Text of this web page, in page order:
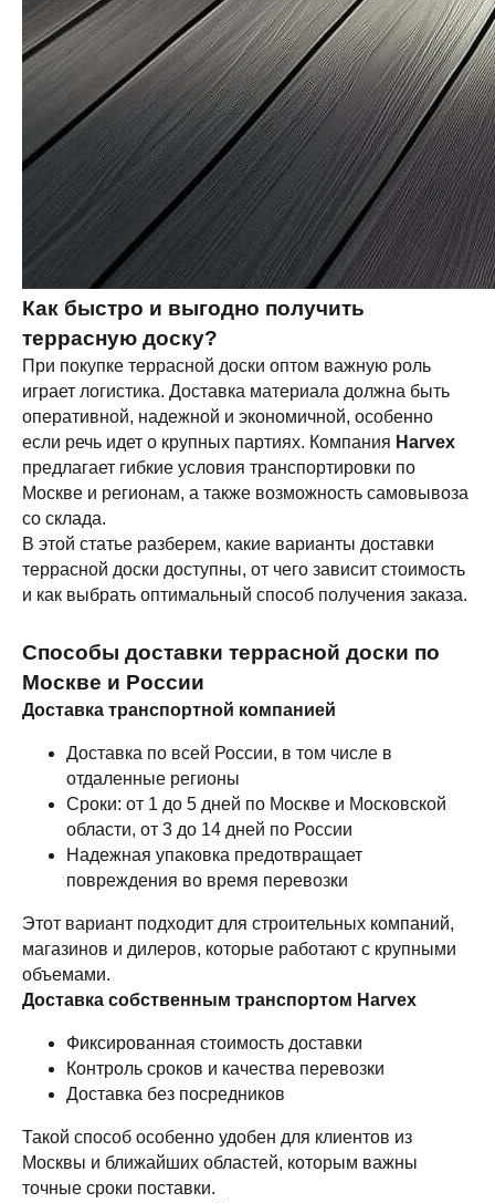
Как быстро и выгодно получить
террасную доску?
При покупке террасной доски оптом важную роль
играет логистика. Доставка материала должна быть
оперативной, надежной и экономичной, особенно
если речь идет о крупных партиях. Компания Harvex
предлагает гибкие условия транспортировки по
Москве и регионам, а также возможность самовывоза
со склада.
В этой статье разберем, какие варианты доставки
террасной доски доступны, от чего зависит стоимость
и как выбрать оптимальный способ получения заказа.
Способы доставки террасной доски по
Москве и России
Доставка транспортной компанией
Доставка по всей России, в том числе в
отдаленные регионы
Сроки: от 1 до 5 дней по Москве и Московской
области, от 3 до 14 дней по России
Надежная упаковка предотвращает
повреждения во время перевозки
Этот вариант подходит для строительных компаний,
магазинов и дилеров, которые работают с крупными
объемами.
Доставка собственным транспортом Harvex
Фиксированная стоимость доставки
Контроль сроков и качества перевозки
Доставка без посредников
Такой способ особенно удобен для клиентов из
Москвы и ближайших областей, которым важны
точные сроки поставки.